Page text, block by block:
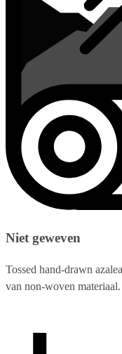
Niet geweven
Tossed hand-drawn
van non-woven